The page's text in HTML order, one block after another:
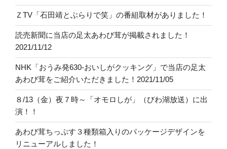
ＺTV「石田靖とぶらりで笑」の番組取材がありました！
読売新聞に当店の足太あわび茸が掲載されました！
2021/11/12
NHK「おうみ発630-おいしがクッキング」で当店の足太
あわび茸をご紹介いただきました！2021/11/05
８/13（金）夜７時～「オモロしが」（びわ湖放送）に出
演！！
あわび茸ちっぷす３種類箱入りのパッケージデザインを
リニューアルしました！